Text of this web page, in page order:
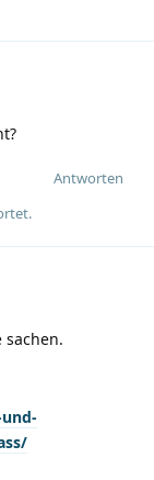
Antworten
sachen.